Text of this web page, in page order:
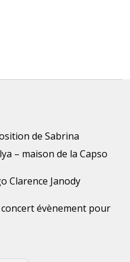
de Sabrina
– maison de la Capso
Clarence Janody
évènement pour